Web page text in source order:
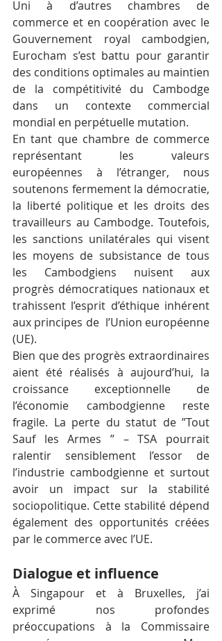
Uni à d’autres chambres de
commerce et en coopération avec le
Gouvernement royal cambodgien,
Eurocham s’est battu pour garantir
des conditions optimales au maintien
de la compétitivité du Cambodge
dans un contexte commercial
mondial en perpétuelle mutation.
En tant que chambre de commerce
représentant les valeurs
européennes à l’étranger, nous
soutenons fermement la démocratie,
la liberté politique et les droits des
travailleurs au Cambodge. Toutefois,
les sanctions unilatérales qui visent
les moyens de subsistance de tous
les Cambodgiens nuisent aux
progrès démocratiques nationaux et
trahissent l’esprit d’éthique inhérent
aux principes de  l’Union européenne
(UE).
Bien que des progrès extraordinaires
aient été réalisés à aujourd’hui, la
croissance exceptionnelle de
l’économie cambodgienne reste
fragile. La perte du statut de ”Tout
Sauf les Armes ” – TSA pourrait
ralentir sensiblement l’essor de
l’industrie cambodgienne et surtout
avoir un impact sur la stabilité
sociopolitique. Cette stabilité dépend
également des opportunités créées
par le commerce avec l’UE.
Dialogue et influence
À Singapour et à Bruxelles, j’ai
exprimé nos profondes
préoccupations à la Commissaire